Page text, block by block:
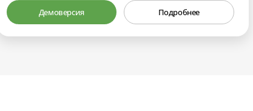
Демоверсия Подробнее